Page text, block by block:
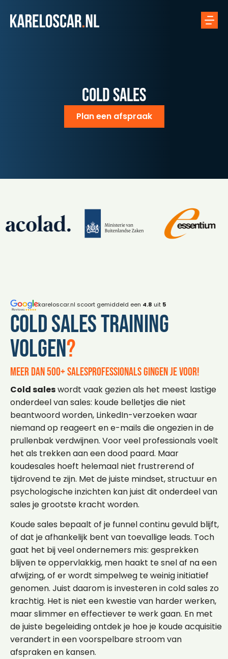
Cold sales
Plan een afspraak
kareloscar.nl scoort gemiddeld een 4.8 uit 5
Cold sales training
volgen?
Meer dan 500+ salesprofessionals gingen je voor!
Cold saleswordt vaak gezien als het meest lastige
onderdeel van sales: koude belletjes die niet
beantwoord worden, LinkedIn-verzoeken waar
niemand op reageert en e-mails die ongezien in de
prullenbak verdwijnen. Voor veel professionals voelt
het als trekken aan een dood paard. Maar
koudesales hoeft helemaal niet frustrerend of
tijdrovend te zijn. Met de juiste mindset, structuur en
psychologische inzichten kan juist dit onderdeel van
sales je grootste kracht worden.
Koude sales bepaalt of je funnel continu gevuld blijft,
of dat je afhankelijk bent van toevallige leads. Toch
gaat het bij veel ondernemers mis: gesprekken
blijven te oppervlakkig, men haakt te snel af na een
afwijzing, of er wordt simpelweg te weinig initiatief
genomen. Juist daarom is investeren in cold sales zo
krachtig. Het is niet een kwestie van harder werken,
maar slimmer en effectiever te werk gaan. En met
de juiste begeleiding ontdek je hoe je koude acquisitie
verandert in een voorspelbare stroom van
afspraken en kansen.